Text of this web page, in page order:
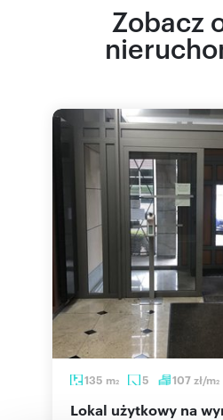
Zobacz
135 m2 5 107zł/m2
lokal użytkowy na